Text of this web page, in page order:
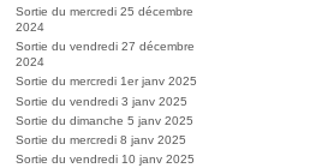
Sortie du mercredi 25 décembre
2024
Sortie du vendredi 27 décembre
2024
Sortie du mercredi 1er janv 2025
Sortie du vendredi 3 janv 2025
Sortie du dimanche 5 janv 2025
Sortie du mercredi 8 janv 2025
Sortie du vendredi 10 janv 2025